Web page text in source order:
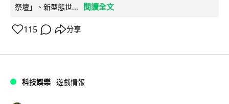
祭壇」、新型態世...
閱讀全文
115 分享
科技娛樂 遊戲情報